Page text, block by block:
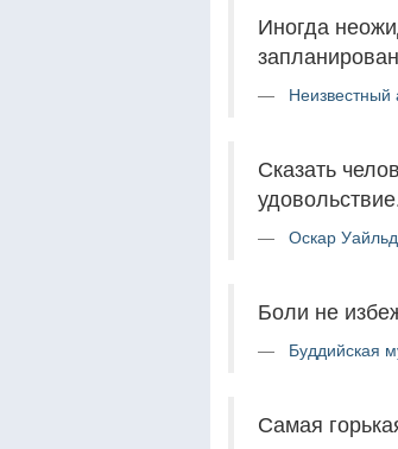
Иногда
Неизвестный
Сказать
Оскар
Боли не
Буддийская
Самая